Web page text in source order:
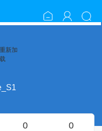
新加
载
0 0